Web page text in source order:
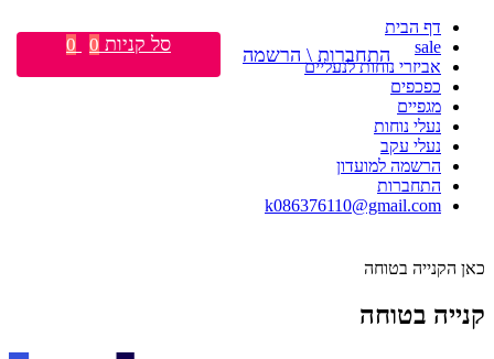
דף הבית
sale
אביזרי נוחות לנעליים
כפכפים
מגפיים
נעלי נוחות
נעלי עקב
הרשמה למועדון
התחברות
k086376110@gmail.com
כאן הקנייה בטוחה
קנייה בטוחה
התחברות \ הרשמה סל קניות 0
0